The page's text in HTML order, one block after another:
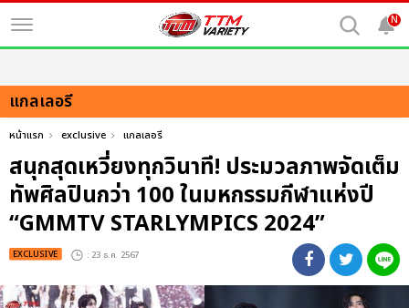
N
แกลเลอรี
หน้าแรก exclusive แกลเลอรี
สนุกสุดเหวี่ยงทุกวินาที! ประมวลภาพจัดเต็ม
ทัพศิลปินกว่า 100 ในมหกรรมกีฬาแห่งปี
“GMMTV STARLYMPICS 2024”
EXCLUSIVE : 23 ธ.ค. 2567